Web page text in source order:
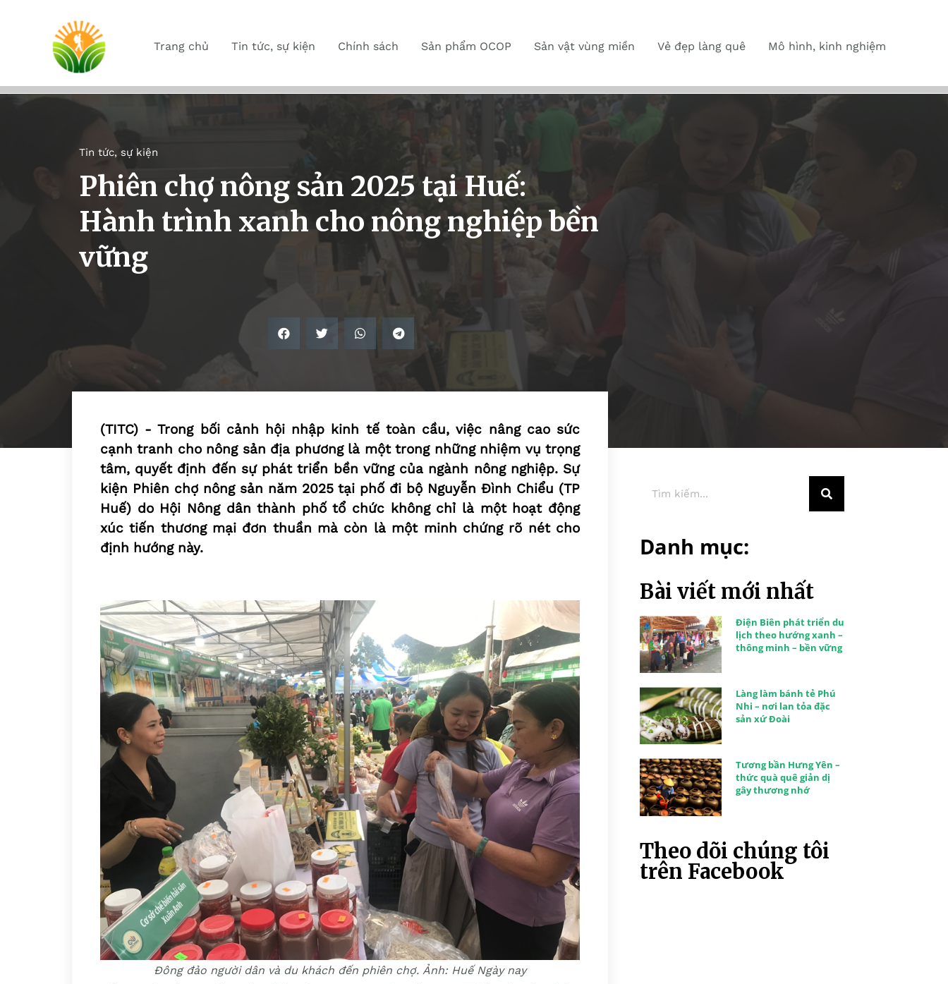
Trang chủ Tin tức, sự kiện Chính sách Sản phẩm OCOP Sản vật vùng miền Vẻ đẹp làng quê Mô hình, kinh nghiệm
Tin tức, sự kiện
Phiên chợ nông sản 2025 tại Huế:
Hành trình xanh cho nông nghiệp bền
vững
(TITC) - Trong bối cảnh hội nhập kinh tế toàn cầu, việc nâng cao sức
cạnh tranh cho nông sản địa phương là một trong những nhiệm vụ trọng
tâm, quyết định đến sự phát triển bền vững của ngành nông nghiệp. Sự
kiện Phiên chợ nông sản năm 2025 tại phố đi bộ Nguyễn Đình Chiểu (TP
Huế) do Hội Nông dân thành phố tổ chức không chỉ là một hoạt động
xúc tiến thương mại đơn thuần mà còn là một minh chứng rõ nét cho
định hướng này.
Đông đảo người dân và du khách đến phiên chợ. Ảnh: Huế Ngày nay
Danh mục:
Bài viết mới nhất
Điện Biên phát triển du
lịch theo hướng xanh –
thông minh – bền vững
Làng làm bánh tẻ Phú
Nhi – nơi lan tỏa đặc
sản xứ Đoài
Tương bần Hưng Yên –
thức quà quê giản dị
gây thương nhớ
Theo dõi chúng tôi
trên Facebook